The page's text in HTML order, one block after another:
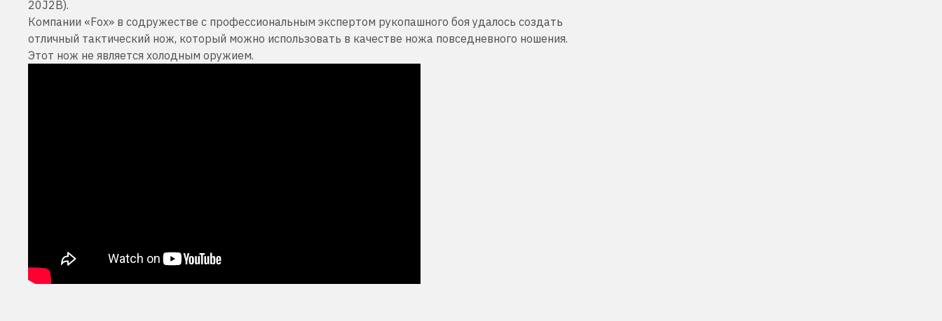
20J2B).
Компании «Fox» в содружестве с профессиональным экспертом рукопашного боя удалось создать
отличный тактический нож, который можно использовать в качестве ножа повседневного ношения.
Этот нож не является холодным оружием.